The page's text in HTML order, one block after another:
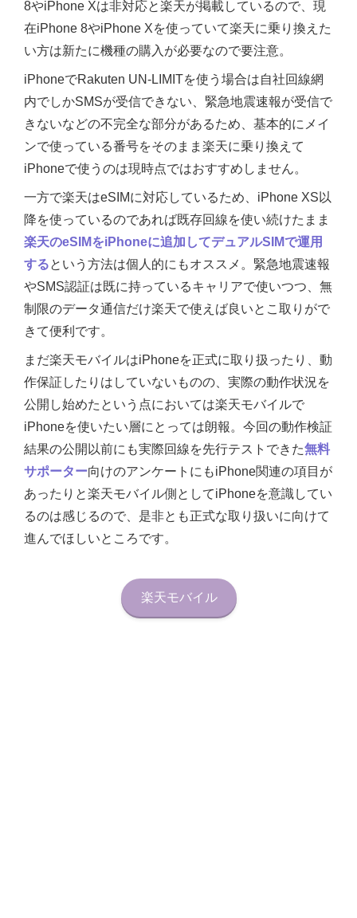
8やiPhone Xは非対応と楽天が掲載しているので、現
在iPhone 8やiPhone Xを使っていて楽天に乗り換えた
い方は新たに機種の購入が必要なので要注意。
iPhoneでRakuten UN-LIMITを使う場合は自社回線網
内でしかSMSが受信できない、緊急地震速報が受信で
きないなどの不完全な部分があるため、基本的にメイ
ンで使っている番号をそのまま楽天に乗り換えて
iPhoneで使うのは現時点ではおすすめしません。
一方で楽天はeSIMに対応しているため、iPhone XS以
降を使っているのであれば既存回線を使い続けたまま
楽天のeSIMをiPhoneに追加してデュアルSIMで運用
するという方法は個人的にもオススメ。緊急地震速報
やSMS認証は既に持っているキャリアで使いつつ、無
制限のデータ通信だけ楽天で使えば良いとこ取りがで
きて便利です。
まだ楽天モバイルはiPhoneを正式に取り扱ったり、動
作保証したりはしていないものの、実際の動作状況を
公開し始めたという点においては楽天モバイルで
iPhoneを使いたい層にとっては朗報。今回の動作検証
結果の公開以前にも実際回線を先行テストできた無料
サポーター向けのアンケートにもiPhone関連の項目が
あったりと楽天モバイル側としてiPhoneを意識してい
るのは感じるので、是非とも正式な取り扱いに向けて
進んでほしいところです。
楽天モバイル